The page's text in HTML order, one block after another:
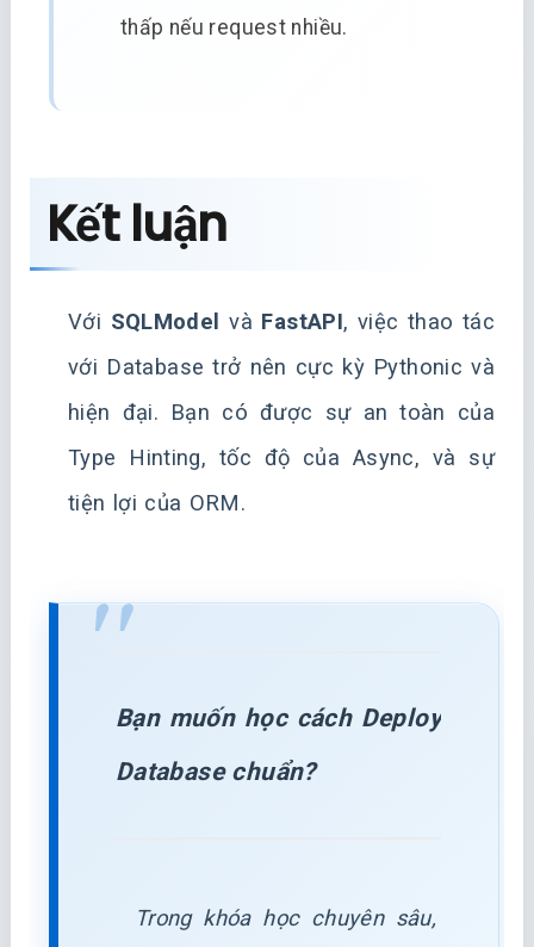
thấp nếu request nhiều.
Kết luận
Với SQLModel và FastAPI, việc thao tác
với Database trở nên cực kỳ Pythonic và
hiện đại. Bạn có được sự an toàn của
Type Hinting, tốc độ của Async, và sự
tiện lợi của ORM.
Bạn muốn học cách Deploy
Database chuẩn?
Trong khóa học chuyên sâu,